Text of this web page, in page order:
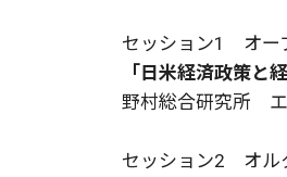
セッション1 オー
「日米経済政策と
野村総合研究所
セッション2 オル